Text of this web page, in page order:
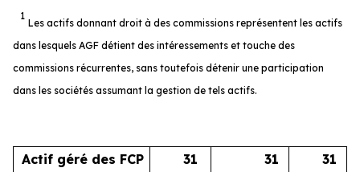
1
Les actifs donnant droit à des commissions représentent les actifs
dans lesquels AGF détient des intéressements et touche des
commissions récurrentes, sans toutefois détenir une participation
dans les sociétés assumant la gestion de tels actifs.
Actif géré des FCP
31
31
31